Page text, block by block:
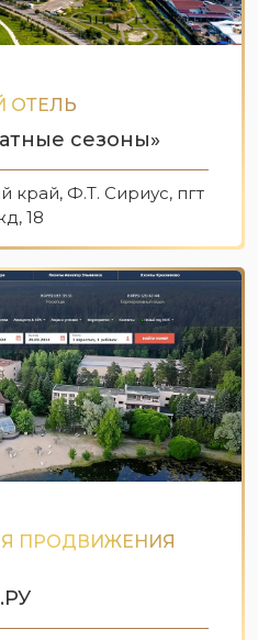
ОТЕЛЬ
сезоны»
край, Ф.Т. Сириус, пгт
18
ПРОДВИЖЕНИЯ